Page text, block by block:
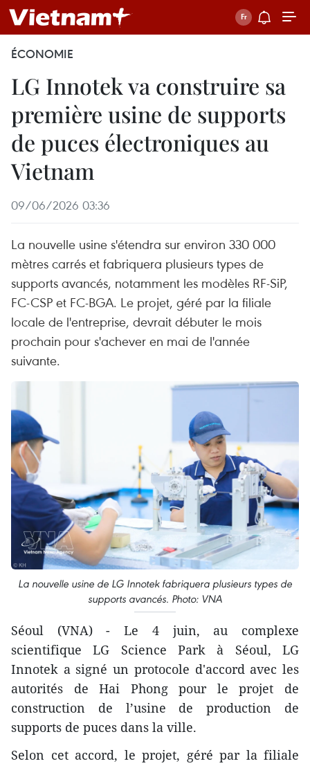
ÉCONOMIE
LG Innotek va construire sa
première usine de supports
de puces électroniques au
Vietnam
09/06/2026 03:36
La nouvelle usine s'étendra sur environ 330 000
mètres carrés et fabriquera plusieurs types de
supports avancés, notamment les modèles RF-SiP,
FC-CSP et FC-BGA. Le projet, géré par la filiale
locale de l'entreprise, devrait débuter le mois
prochain pour s'achever en mai de l'année
suivante.
La nouvelle usine de LG Innotek fabriquera plusieurs types de
supports avancés. Photo: VNA
Séoul (VNA) - Le 4 juin, au complexe
scientifique LG Science Park à Séoul, LG
Innotek a signé un protocole d'accord avec les
autorités de Hai Phong pour le projet de
construction de l’usine de production de
supports de puces dans la ville.
Selon cet accord, le projet, géré par la filiale